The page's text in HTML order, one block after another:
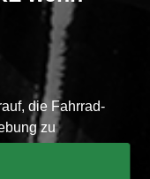
die Fahrrad-
zu